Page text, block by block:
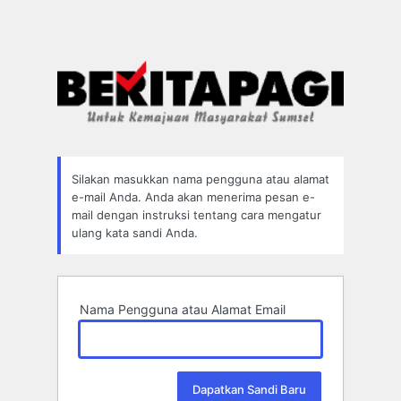
Silakan masukkan nama pengguna atau alamat
e-mail Anda. Anda akan menerima pesan e-
mail dengan instruksi tentang cara mengatur
ulang kata sandi Anda.
Nama Pengguna atau Alamat Email